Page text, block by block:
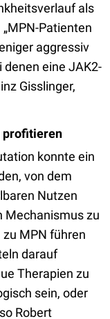
als
Patienten
aggressiv
eine JAK2-
Gisslinger,
profitieren
konnte ein
von dem
Nutzen
Mechanismus zu
MPN führen
darauf
Therapien zu
sein, oder
Robert